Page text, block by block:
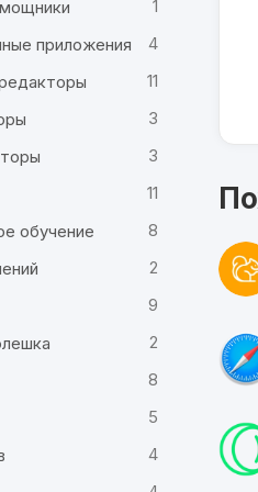
1
приложения
4
11
3
3
11
обучение
8
2
9
2
8
5
4